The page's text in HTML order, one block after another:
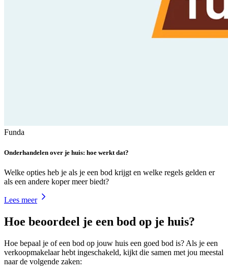
Funda
Onderhandelen over je huis: hoe werkt dat?
Welke opties heb je als je een bod krijgt en welke regels gelden er
als een andere koper meer biedt?
Lees meer
Hoe beoordeel je een bod op je huis?
Hoe bepaal je of een bod op jouw huis een goed bod is? Als je een
verkoopmakelaar hebt ingeschakeld, kijkt die samen met jou meestal
naar de volgende zaken: